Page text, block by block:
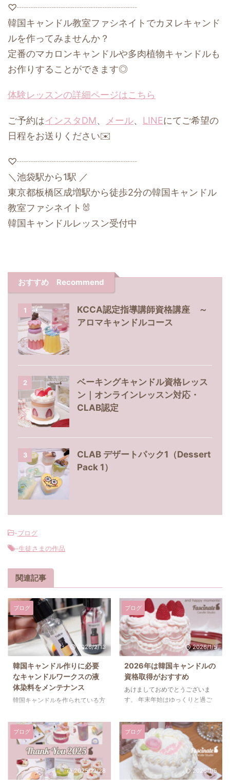
♡┈┈┈┈┈┈┈┈┈┈┈┈┈
韓国キャンドル教室ファシネイトでカヌレキャンド
ルを作ってみませんか？
定番のマカロンキャンドルや多肉植物キャンドルも
お作りすることができます◎
体験レッスンの詳細ページはこちら
ご予約はインスタDM、 メール、 LINEにてご希望の
日程をお送りください✉️
♡┈┈┈┈┈┈┈┈┈┈┈┈┈
＼池袋駅から1駅 ／
東京都板橋区成増駅から徒歩2分の韓国キャンドル
教室ファシネイト🐰
韓国キャンドルレッスン受付中
おすすめ Recommend
1
KCCA認定指導講師資格講座 ～
アロマキャンドルコース
2
ベーキングキャンドル資格レッス
ン｜オンラインレッスン対応・
CLAB認定
3
CLAB デザートパック1（Dessert
Pack 1）
-ブログ
-生徒さまの作品
関連記事
ブログ
2026/2/13
韓国キャンドル作りに必要
なキャンドルワークスの液
体染料をメンテナンス
韓国キャンドルを作られている方
クス（Candleworks）」。 ※今は
Chromaworksに名称変更 韓国キ
ャンドル用の液体染料といえば、
発色の美しさと使いやすさで人気
のアイテムです。ワックスに溶か
すだけで簡単に着色できるため、
キャンドル教室でも非常に重宝し
ブログ
2026/1/5
2026年は韓国キャンドルの
資格取得がおすすめ
あけましておめでとうございま
す。 年末年始はゆっくりと過ご
体調を崩されないようにお気を付
けください。 さて、2026年は干
支の組み合わせで60年に1度の
「丙午（ひのえうま）」。丙午の
年は新しい挑戦に光が当たった
り、幸運が駆け込んでくる勢いの
ブログ
2025/12/28
ブログ
2026/1/5